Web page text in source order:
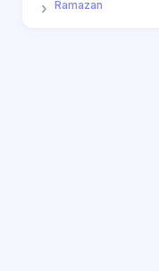
Ramazan